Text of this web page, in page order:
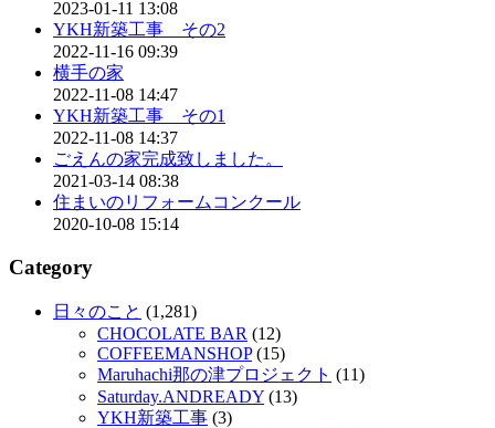
2023-01-11 13:08
YKH新築工事 その2
2022-11-16 09:39
横手の家
2022-11-08 14:47
YKH新築工事 その1
2022-11-08 14:37
ごえんの家完成致しました。
2021-03-14 08:38
住まいのリフォームコンクール
2020-10-08 15:14
Category
日々のこと (1,281)
CHOCOLATE BAR (12)
COFFEEMANSHOP(15)
Maruhachi那の津プロジェクト (11)
Saturday.ANDREADY (13)
YKH新築工事 (3)